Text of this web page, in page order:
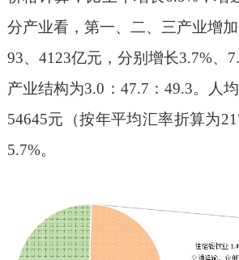
分产业看，第一、二、三产业增
93、 4123亿元，分别增长3.7%、
产业结构为3.0 ： 47.7 ： 49.3。人
54645元 （按年平均汇率折算为
5.7%。